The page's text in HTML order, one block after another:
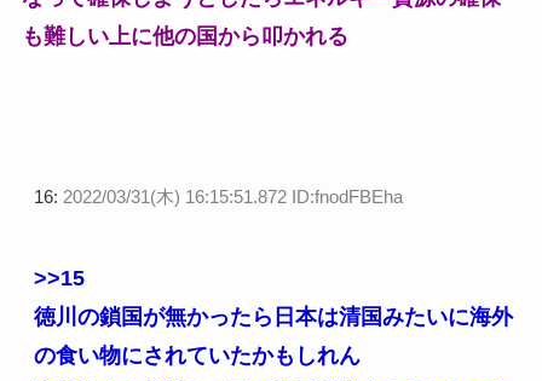
も難しい上に他の国から叩かれる
16: 2022/03/31(木) 16:15:51.872 ID:fnodFBEha
>>15
徳川の鎖国が無かったら日本は清国みたいに海外
の食い物にされていたかもしれん